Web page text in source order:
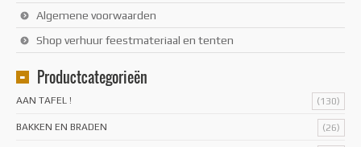
Algemene voorwaarden
Shop verhuur feestmateriaal en tenten
Productcategorieën
AAN TAFEL ! (130)
BAKKEN EN BRADEN (26)